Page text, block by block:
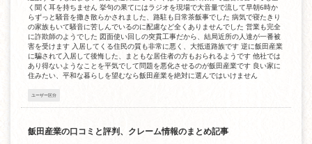
く聞く耳を持ちません 挙句の果てにはラジオを現場で大音量で流して早朝6時か
らずっと騒音を撒き散らかされました、路駐も日常茶飯事でした 病気で寝たきり
の家族もいて騒音に苦しんでいるのに配慮など全くありませんでした 営業も完全
に詐欺師のようでした 図面使い回しの突貫工事だから、結局近所の人達が一番被
害を受けます 入居してくる住民の質も非常に悪く、大抵道路族です 逆に飯田産業
に騙されて入居して後悔した、まともな居住者の方もおられるようです 他社では
あり得ないようなことを平気でして問題を悪化させるのが飯田産業です 良い家に
住みたい、平和な暮らしを望むなら飯田産業を絶対に選んではいけません
ユーザー区分
飯田産業の口コミと評判、クレーム情報のまとめ記事